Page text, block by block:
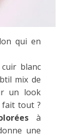
qui en
blanc
mix de
un look
fait tout ?
à
une